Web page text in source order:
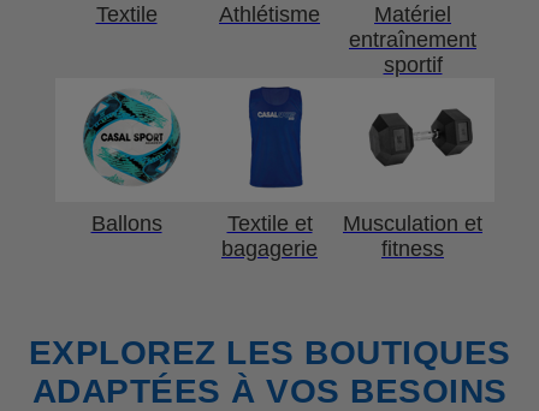
Textile Athlétisme
Matériel
entraînement
sportif
Ballons
Textile et
bagagerie
Musculation et
fitness
EXPLOREZ LES BOUTIQUES
ADAPTÉES À VOS BESOINS